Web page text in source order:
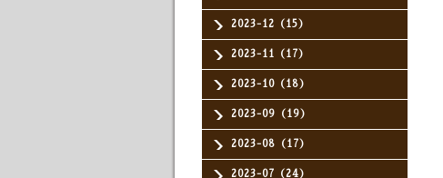
2023-12（15）
2023-11（17）
2023-10（18）
2023-09（19）
2023-08（17）
2023-07（24）